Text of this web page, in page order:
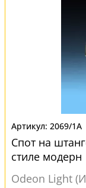
2069/1A
Спот на
стиле модерн
Odeon Light